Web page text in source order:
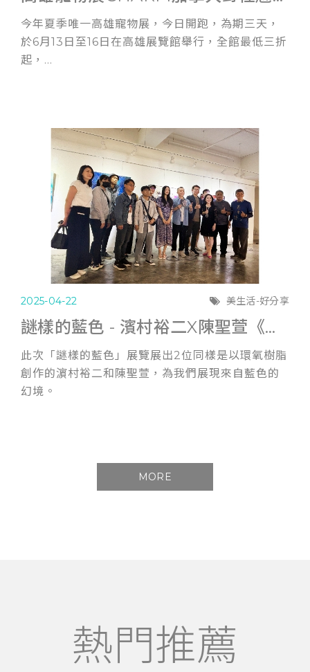
今年夏季唯一高雄寵物展，今日開跑，為期三天，
於6月13日至16日在高雄展覽館舉行，全館最低三折
起，...
2025-04-22 美生活-好分享
謎樣的藍色 - 濱村裕二X陳聖萱《雙人展》
此次「謎樣的藍色」展覽展出2位同樣是以環氧樹脂
創作的濵村裕二和陳聖萱，為我們展現來自藍色的
幻境。
MORE
熱門推薦